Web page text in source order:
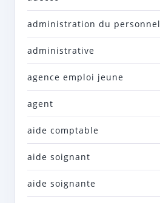
administration du personnel
administrative
agence emploi jeune
agent
aide comptable
aide soignant
aide soignante